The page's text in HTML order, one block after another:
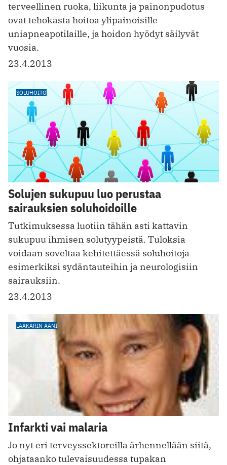
terveellinen ruoka, liikunta ja painonpudotus
ovat tehokasta hoitoa ylipainoisille
uniapneapotilaille, ja hoidon hyödyt säilyvät
vuosia.
23.4.2013
SOLUHOITO
Solujen sukupuu luo perustaa
sairauksien soluhoidoille
Tutkimuksessa luotiin tähän asti kattavin
sukupuu ihmisen solutyypeistä. Tuloksia
voidaan soveltaa kehitettäessä soluhoitoja
esimerkiksi sydäntauteihin ja neurologisiin
sairauksiin.
23.4.2013
LÄÄKÄRIN ÄÄNI
Infarkti vai malaria
Jo nyt eri terveyssektoreilla ärhennellään siitä,
ohjataanko tulevaisuudessa tupakan